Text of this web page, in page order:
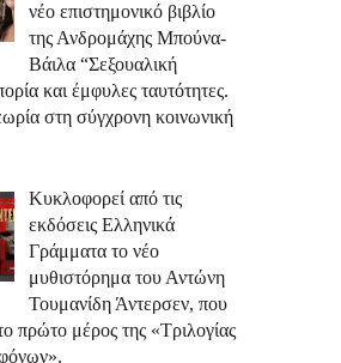
νέο επιστημονικό βιβλίο
της Ανδρομάχης Μπούνα-
Βάιλα “Σεξουαλική
και έμφυλες ταυτότητες.
στη σύγχρονη κοινωνική
Κυκλοφορεί από τις
εκδόσεις Ελληνικά
Γράμματα το νέο
μυθιστόρημα του Αντώνη
Τουμανίδη Άντερσεν, που
πρώτο μέρος της «Τριλογίας